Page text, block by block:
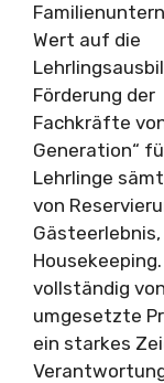
Wert auf die
Förderung der
Fachkräfte
Generation“
Lehrlinge
von
Housekeeping.
vollständig
umgesetzte
ein starkes